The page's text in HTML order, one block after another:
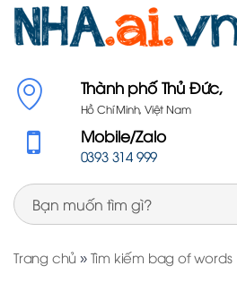
Thành phố Thủ Đức,
Hồ Chí Minh, Việt Nam
Mobile/Zalo
0393 314 999
Trang chủ » Tìm kiếm bag of words